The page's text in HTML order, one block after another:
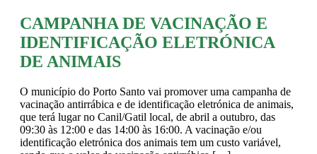
CAMPANHA DE VACINAÇÃO E
IDENTIFICAÇÃO ELETRÓNICA
DE ANIMAIS
O município do Porto Santo vai promover uma campanha de
vacinação antirrábica e de identificação eletrónica de animais,
que terá lugar no Canil/Gatil local, de abril a outubro, das
09:30 às 12:00 e das 14:00 às 16:00. A vacinação e/ou
identificação eletrónica dos animais tem um custo variável,